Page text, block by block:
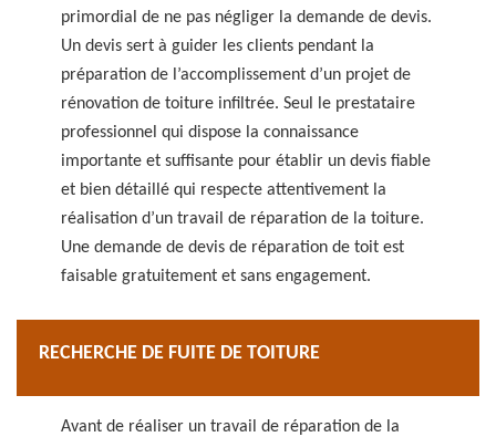
primordial de ne pas négliger la demande de devis.
Un devis sert à guider les clients pendant la
préparation de l’accomplissement d’un projet de
rénovation de toiture infiltrée. Seul le prestataire
professionnel qui dispose la connaissance
importante et suffisante pour établir un devis fiable
et bien détaillé qui respecte attentivement la
réalisation d’un travail de réparation de la toiture.
Une demande de devis de réparation de toit est
faisable gratuitement et sans engagement.
RECHERCHE DE FUITE DE TOITURE
Avant de réaliser un travail de réparation de la